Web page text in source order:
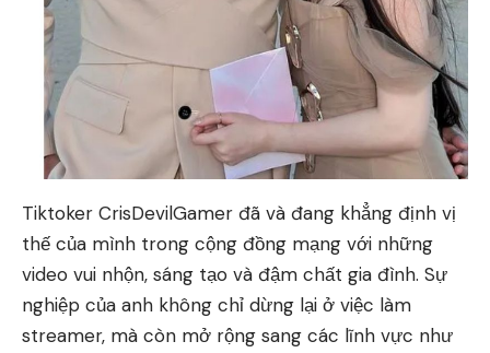
Tiktoker CrisDevilGamer đã và đang khẳng định vị
thế của mình trong cộng đồng mạng với những
video vui nhộn, sáng tạo và đậm chất gia đình. Sự
nghiệp của anh không chỉ dừng lại ở việc làm
streamer, mà còn mở rộng sang các lĩnh vực như